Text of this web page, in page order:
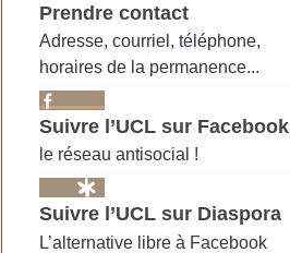
Prendre contact
Adresse, courriel, téléphone,
horaires de la permanence...
Suivre l’UCL sur Facebook
le réseau antisocial !
Suivre l’UCL sur Diaspora
L’alternative libre à Facebook